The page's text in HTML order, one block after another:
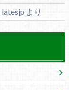
latesjp より